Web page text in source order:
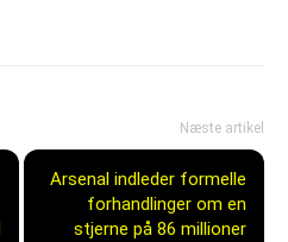
Næste artikel
Arsenal indleder formelle
forhandlinger om en
stjerne på 86 millioner